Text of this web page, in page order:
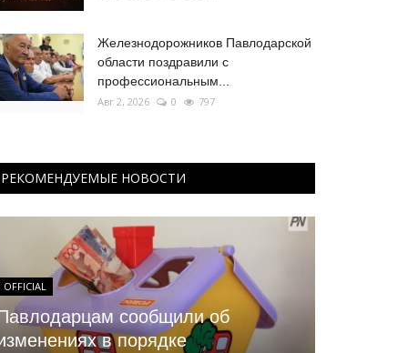
Железнодорожников Павлодарской
области поздравили с
профессиональным...
Авг 2, 2026 0 797
РЕКОМЕНДУЕМЫЕ НОВОСТИ
OFFICIAL
сообщили об
в порядке